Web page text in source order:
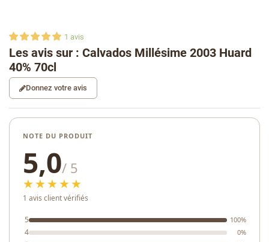
Les avis sur : Calvados Millésime 2003 Huard
40% 70cl
1 avis
Donnez votre avis
NOTE DU PRODUIT
5,0/ 5
★★★★★
1 avis client vérifiés
5 100%
4 0%